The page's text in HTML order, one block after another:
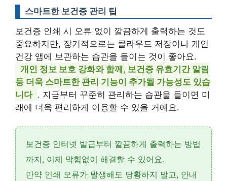
스마트한 보건증 관리 팁
보건증 인쇄 시 오류 없이 깔끔하게 출력하는 것도
중요하지만, 장기적으로는 클라우드 저장이나 개인
건강 앱에 보관하는 습관을 들이는 것이 좋아요.
개인 정보 보호 강화와 함께, 보건증 유효기간 알림
등 더욱 스마트한 관리 기능이 추가될 가능성도 있습
니다 . 지금부터 꾸준히 관리하는 습관을 들이면 미
래에 더욱 편리하게 이용할 수 있을 거예요.
보건증 인터넷 발급부터 깔끔하게 출력하는 방법
까지, 이제 막힘없이 해결할 수 있어요.
만약 인쇄 오류가 발생해도 당황하지 말고, 안내